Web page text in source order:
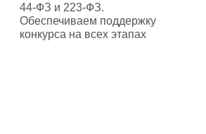
44-ФЗ и 223-ФЗ.
Обеспечиваем поддержку
конкурса на всех этапах